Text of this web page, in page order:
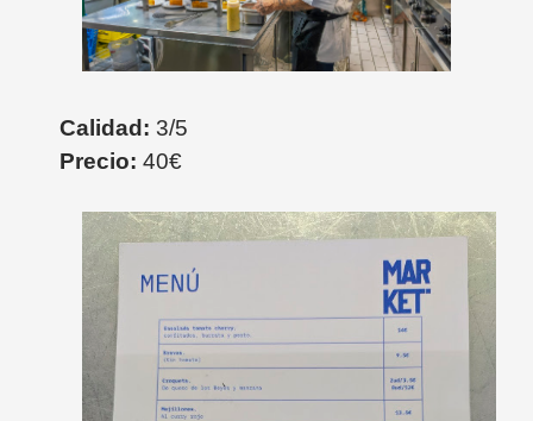
Calidad: 3/5
Precio: 40€